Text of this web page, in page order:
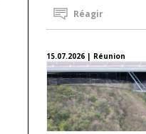
Réagir
15.07.2026 | Réunion